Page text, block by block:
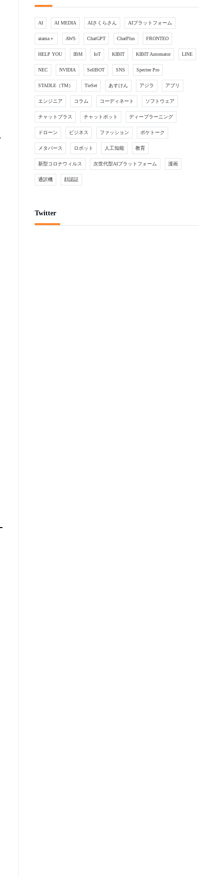
AI AI MEDIA AIさくらさん AIプラットフォーム
atama＋ AWS ChatGPT ChatPlus FRONTEO
HELP YOU IBM IoT KIBIT KIBIT Automator LINE
NEC NVIDIA SellBOT SNS Spectee Pro
STADLE（TM） TieSet あすけん アジラ アプリ
エンジニア コラム コーディネート ソフトウェア
チャットプラス チャットボット ディープラーニング
ドローン ビジネス ファッション ポケトーク
メタバース ロボット 人工知能 教育
新型コロナウィルス 次世代型AIプラットフォーム 漫画
通訳機 顔認証
Twitter